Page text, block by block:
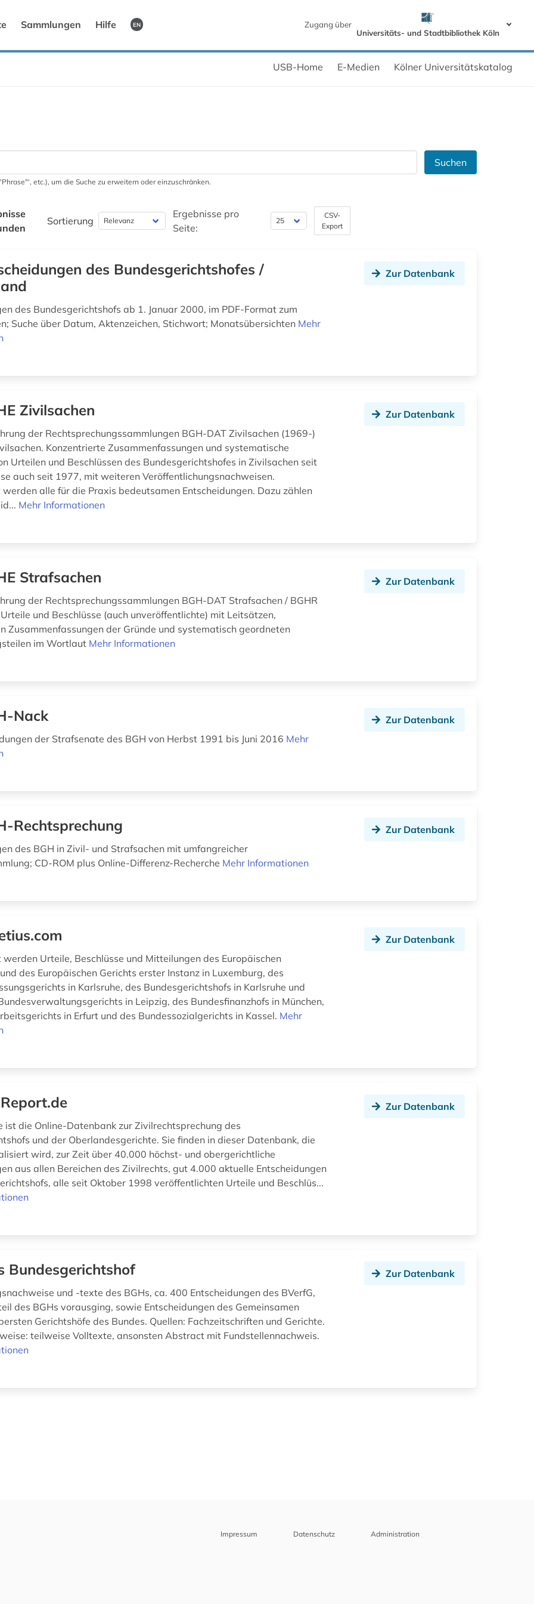
Sammlungen Hilfe EN
Zugang über
Universitäts- und Stadtbibliothek Köln
USB-Home E-Medien Kölner Universitätskatalog
Suchen
etc.), um die Suche zu erweitern oder einzuschränken.
Sortierung
Ergebnisse pro
Seite:
CSV-
Export
des Bundesgerichtshofes /
des Bundesgerichtshofs ab 1. Januar 2000, im PDF-Format zum
Suche über Datum, Aktenzeichen, Stichwort; Monatsübersichten Mehr
Zur Datenbank
Zivilsachen
der Rechtsprechungssammlungen BGH-DAT Zivilsachen (1969-)
Konzentrierte Zusammenfassungen und systematische
Urteilen und Beschlüssen des Bundesgerichtshofes in Zivilsachen seit
auch seit 1977, mit weiteren Veröffentlichungsnachweisen.
alle für die Praxis bedeutsamen Entscheidungen. Dazu zählen
Mehr Informationen
Zur Datenbank
Strafsachen
der Rechtsprechungssammlungen BGH-DAT Strafsachen / BGHR
und Beschlüsse (auch unveröffentlichte) mit Leitsätzen,
Zusammenfassungen der Gründe und systematisch geordneten
im Wortlaut Mehr Informationen
Zur Datenbank
Nack
der Strafsenate des BGH von Herbst 1991 bis Juni 2016 Mehr
Zur Datenbank
Rechtsprechung
des BGH in Zivil- und Strafsachen mit umfangreicher
CD-ROM plus Online-Differenz-Recherche Mehr Informationen
Zur Datenbank
Urteile, Beschlüsse und Mitteilungen des Europäischen
des Europäischen Gerichts erster Instanz in Luxemburg, des
in Karlsruhe, des Bundesgerichtshofs in Karlsruhe und
in Leipzig, des Bundesfinanzhofs in München,
in Erfurt und des Bundessozialgerichts in Kassel. Mehr
Zur Datenbank
ist die Online-Datenbank zur Zivilrechtsprechung des
und der Oberlandesgerichte. Sie finden in dieser Datenbank, die
wird, zur Zeit über 40.000 höchst- und obergerichtliche
aus allen Bereichen des Zivilrechts, gut 4.000 aktuelle Entscheidungen
alle seit Oktober 1998 veröffentlichten Urteile und Beschlüs...
Zur Datenbank
Bundesgerichtshof
und -texte des BGHs, ca. 400 Entscheidungen des BVerfG,
des BGHs vorausging, sowie Entscheidungen des Gemeinsamen
Gerichtshöfe des Bundes. Quellen: Fachzeitschriften und Gerichte.
teilweise Volltexte, ansonsten Abstract mit Fundstellennachweis.
Zur Datenbank
Impressum Datenschutz Administration